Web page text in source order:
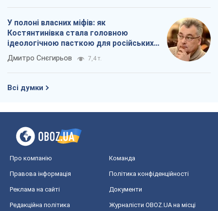
У полоні власних міфів: як
Костянтинівка стала головною
ідеологічною пасткою для російських
окупантів
Дмитро Снєгирьов 7,4 т.
Всі думки
Про компанію Команда
Правова інформація Політика конфіденційності
Реклама на сайті Документи
Редакційна політика
Журналісти OBOZ.UA на місці